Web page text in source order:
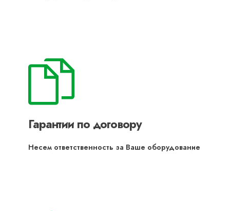
Гарантии по договору
Несем ответственность за Ваше оборудование